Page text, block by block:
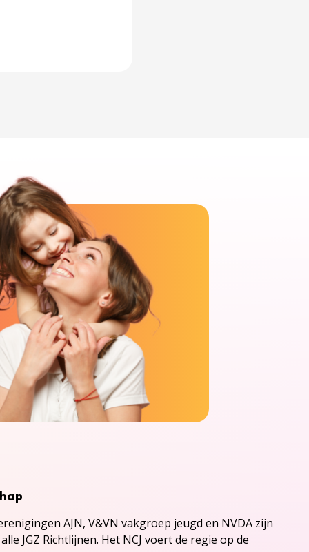
AJN, V&VN vakgroep jeugd en NVDA zijn
JGZ Richtlijnen. Het NCJ voert de regie op de